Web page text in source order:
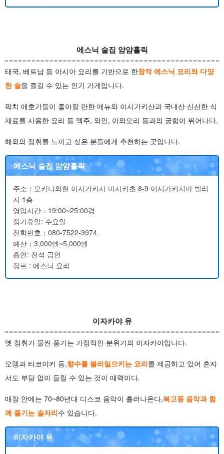
에스닉 술집 얌얌홀릭
태국, 베트남 등 아시아 요리를 기반으로 한창작 에스닉 요리와 다양
한 술을 즐길 수 있는 인기 가게입니다.
팍치 애호가들이 좋아할 만한 메뉴와 이시가키산과 국내산 신선한 식
재료를 사용한 요리 등 맥주, 와인, 아와모리 등과의 궁합이 뛰어나다.
해외의 정취를 느끼고 싶은 분들에게 추천하는 곳입니다.
에스닉 술집 얌얌홀릭
주소：오키나와현 이시가키시 미사키초 8-9 이시가키지마 빌리
지 1층
영업시간：19:00~25:00경
정기휴일: 수요일
전화번호：080-7522-3974
예산：3,000엔~5,000엔
흡연: 전석 금연
장르 : 에스닉 요리
이자카야 유
옛 정취가 물씬 풍기는 가정적인 분위기의 이자카야입니다.
오뎅과 타코야키 등,향수를 불러일으키는 요리를 제공하고 있어 혼자
서도 부담 없이 들릴 수 있는 것이 매력이다.
매장 안에는 70~80년대 디스코 음악이 흘러나온다,복고풍 음악과 함
께 즐기는 술자리수 있습니다.
이자카야 유